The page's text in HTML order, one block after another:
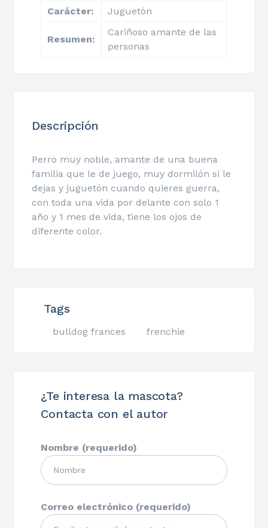
Carácter:
Juguetón
Resumen:
Cariñoso amante de las
personas
Descripción
Perro muy noble, amante de una buena
familia que le de juego, muy dormilón si le
dejas y juguetón cuando quieres guerra,
con toda una vida por delante con solo 1
año y 1 mes de vida, tiene los ojos de
diferente color.
Tags
bulldog frances frenchie
¿Te interesa la mascota?
Contacta con el autor
Nombre (requerido)
Correo electrónico (requerido)